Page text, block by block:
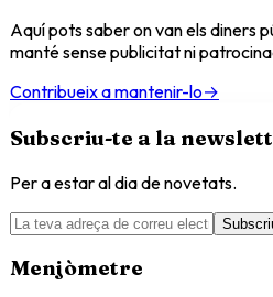
Aquí pots saber on van els diners
manté sense publicitat ni
Contribueix a mantenir-lo→
Subscriu-te a la
Per a estar al dia de novetats.
Menjòmetre